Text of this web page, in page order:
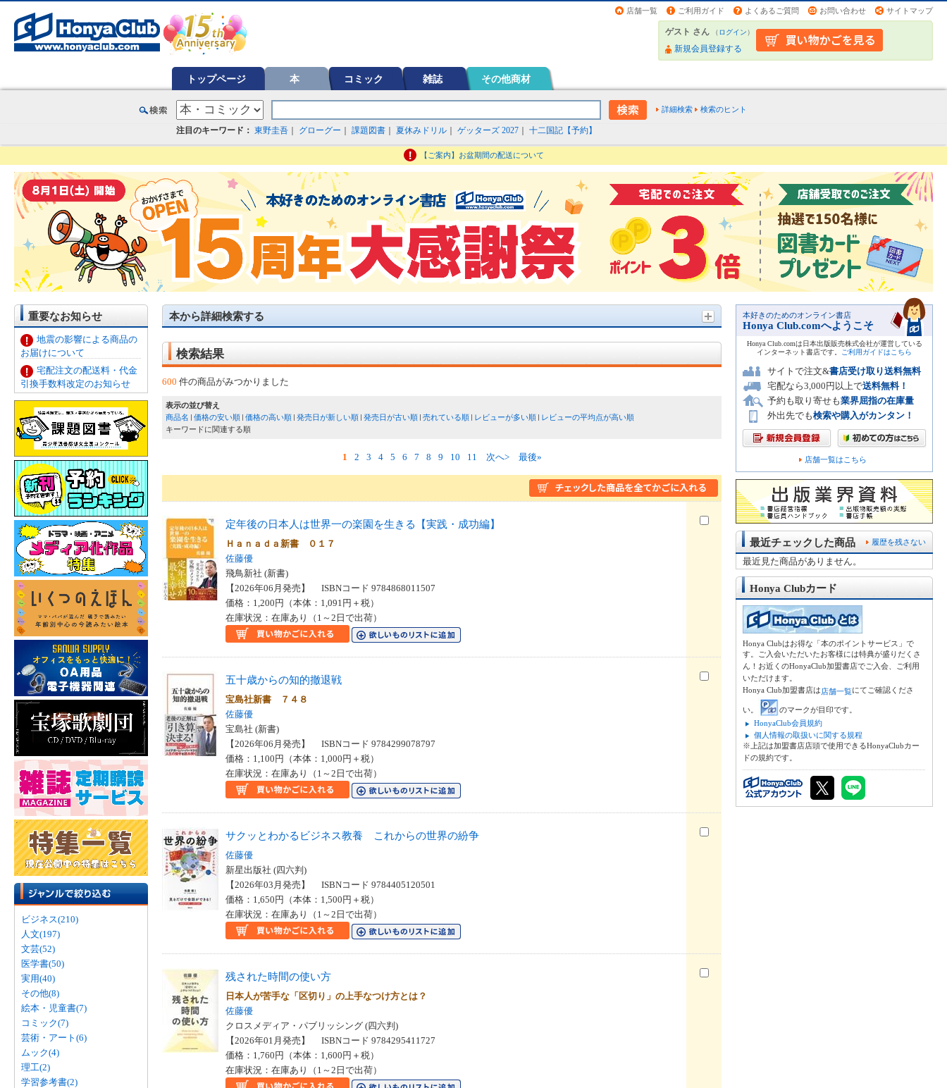
店舗一覧 ご利用ガイド よくあるご質問 お問い合わせ サイトマップ
ゲスト さん （ログイン）
新規会員登録する
トップページ 本 コミック 雑誌 その他商材
詳細検索 検索のヒント
注目のキーワード： 東野圭吾 グローグー 課題図書 夏休みドリル ゲッターズ 2027 十二国記【予約】
【ご案内】お盆期間の配送について
重要なお知らせ
地震の影響による商品の
お届けについて
宅配注文の配送料・代金
引換手数料改定のお知らせ
ビジネス(210)
人文(197)
文芸(52)
医学書(50)
実用(40)
その他(8)
絵本・児童書(7)
コミック(7)
芸術・アート(6)
ムック(4)
理工(2)
学習参考書(2)
本から詳細検索する
検索結果
600 件の商品がみつかりました
表示の並び替え
商品名
価格の安い順 価格の高い順 発売日が新しい順 発売日が古い順 売れている順 レビューが多い順
レビューの平均点が高い順
キーワードに関連する順
1 2 3 4 5 6 7 8 9 10 11 次へ> 最後»
定年後の日本人は世界一の楽園を生きる【実践・成功編】
Ｈａｎａｄａ新書 ０１７
佐藤優
飛鳥新社 (新書)
【2026年06月発売】 ISBNコード 9784868011507
価格：1,200円（本体：1,091円＋税）
在庫状況：在庫あり（1～2日で出荷）
五十歳からの知的撤退戦
宝島社新書 ７４８
佐藤優
宝島社 (新書)
【2026年06月発売】 ISBNコード 9784299078797
価格：1,100円（本体：1,000円＋税）
在庫状況：在庫あり（1～2日で出荷）
サクッとわかるビジネス教養 これからの世界の紛争
佐藤優
新星出版社 (四六判)
【2026年03月発売】 ISBNコード 9784405120501
価格：1,650円（本体：1,500円＋税）
在庫状況：在庫あり（1～2日で出荷）
残された時間の使い方
日本人が苦手な「区切り」の上手なつけ方とは？
佐藤優
クロスメディア・パブリッシング (四六判)
【2026年01月発売】 ISBNコード 9784295411727
価格：1,760円（本体：1,600円＋税）
在庫状況：在庫あり（1～2日で出荷）
本好きのためのオンライン書店
Honya Club.comへようこそ
Honya Club.comは日本出版販売株式会社が運営している
インターネット書店です。
ご利用ガイドはこちら
サイトで注文&書店受け取り送料無料
宅配なら3,000円以上で送料無料！
予約も取り寄せも業界屈指の在庫量
外出先でも検索や購入がカンタン！
店舗一覧はこちら
履歴を残さない
最近チェックした商品
最近見た商品がありません。
Honya Clubカード
Honya Clubはお得な「本のポイントサービス」で
す。ご入会いただいたお客様には特典が盛りだくさ
ん！お近くのHonyaClub加盟書店でご入会、ご利用
いただけます。
Honya Club加盟書店は店舗一覧にてご確認くださ
い。
のマークが目印です。
HonyaClub会員規約
個人情報の取扱いに関する規程
※上記は加盟書店店頭で使用できるHonyaClubカー
ドの規約です。